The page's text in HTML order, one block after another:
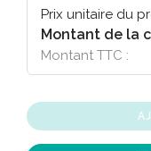
Prix unitaire du
Montant de la
Montant TTC :